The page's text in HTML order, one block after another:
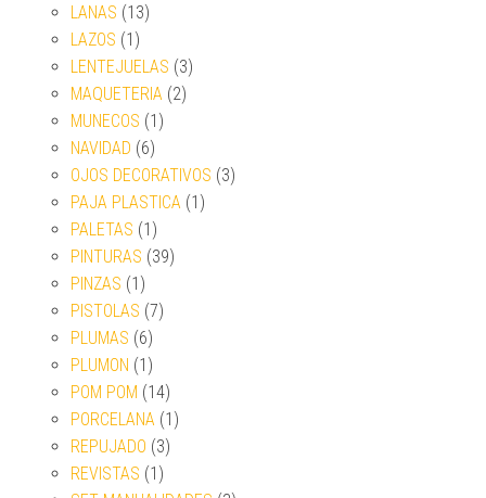
LANAS (13)
LAZOS (1)
LENTEJUELAS (3)
MAQUETERIA (2)
MUNECOS (1)
NAVIDAD (6)
OJOS DECORATIVOS (3)
PAJA PLASTICA (1)
PALETAS (1)
PINTURAS (39)
PINZAS (1)
PISTOLAS (7)
PLUMAS (6)
PLUMON (1)
POM POM (14)
PORCELANA (1)
REPUJADO (3)
REVISTAS (1)